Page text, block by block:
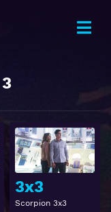
3
Ver
3x3
Scorpion 3x3